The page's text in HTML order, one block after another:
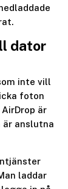
dator
inte vill
foton
är
är anslutna
laddar